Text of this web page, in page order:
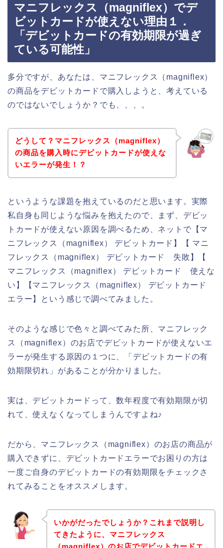
マニフレックス（magniflex）でデ
ビットカードが使えない理由１．
「デビットカードの有効期限が過ぎ
ている可能性」
多分ですが、あなたは、マニフレックス（magniflex）
の商品をデビットカードで購入しようと、考えている
のではないでしょうか？でも、、、。
どうして？マニフレックス（magniflex）
の商品を購入時にデビットカードが使えな
いエラーが発生！？
というような課題を抱えているのだと思います。実際
私自身も同じような悩みを抱えたので、まず、デビッ
トカードが使えない原因を調べるため、ネットで【マ
ニフレックス（magniflex） デビットカード】【 マニ
フレックス（magniflex） デビットカード 失敗】【
マニフレックス（magniflex） デビットカード 使えな
い】【マニフレックス（magniflex） デビットカード
エラー】という感じで調べてみました。
そのような感じで色々と調べてみた所、マニフレック
ス（magniflex）のお店でデビットカードが使えないエ
ラーが発生する原因の１つに、「デビットカードの有
効期限切れ」があることが分かりました。
実は、デビットカードって、数年程度で有効期限が切
れて、使えなくなってしまうんですよね♪
だから、マニフレックス（magniflex）のお店の商品が
購入できずに、デビットカードエラーでお困りの方は
一度ご自身のデビットカードの有効期限をチェックさ
れてみることをオススメします。
いかがだったでしょうか？これまで説明し
てきたように、マニフレックス
（magniflex）のお店でデビットカードエ